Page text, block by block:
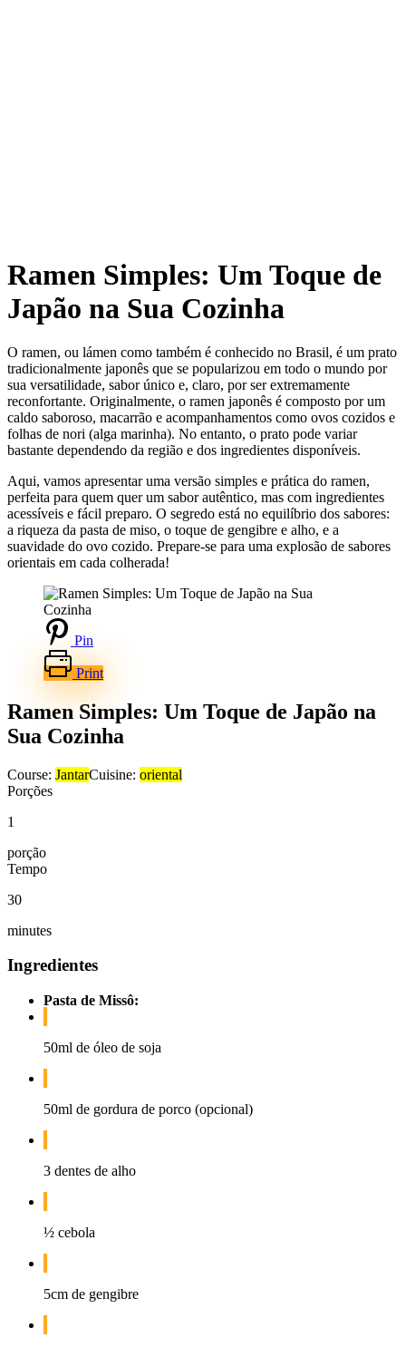
Ramen Simples: Um Toque de
Japão na Sua Cozinha
O ramen, ou lámen como também é conhecido no Brasil, é um prato
tradicionalmente japonês que se popularizou em todo o mundo por
sua versatilidade, sabor único e, claro, por ser extremamente
reconfortante. Originalmente, o ramen japonês é composto por um
caldo saboroso, macarrão e acompanhamentos como ovos cozidos e
folhas de nori (alga marinha). No entanto, o prato pode variar
bastante dependendo da região e dos ingredientes disponíveis.
Aqui, vamos apresentar uma versão simples e prática do ramen,
perfeita para quem quer um sabor autêntico, mas com ingredientes
acessíveis e fácil preparo. O segredo está no equilíbrio dos sabores:
a riqueza da pasta de miso, o toque de gengibre e alho, e a
suavidade do ovo cozido. Prepare-se para uma explosão de sabores
orientais em cada colherada!
Pin
Print
Ramen Simples: Um Toque de Japão na
Sua Cozinha
Course: JantarCuisine: oriental
Porções
1
porção
Tempo
30
minutes
Ingredientes
Pasta de Missô:
50ml de óleo de soja
50ml de gordura de porco (opcional)
3 dentes de alho
½ cebola
5cm de gengibre